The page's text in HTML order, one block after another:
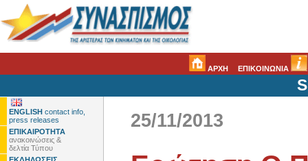
ΑΡΧΗ ΕΠΙΚΟΙΝΩΝΙΑ
ENGLISH contact info,
press releases
ΕΠΙΚΑΙΡΟΤΗΤΑ
ανακοινώσεις &
δελτία Τύπου
25/11/2013